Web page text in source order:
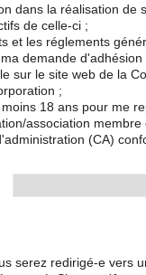
dans la réalisation de
de celle-ci ;
et les réglements
demande
sur le site web de la
;
18 ans pour me
association
(CA)
serez redirigé-e vers